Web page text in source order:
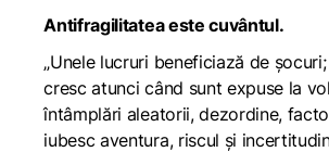
Antifragilitatea este cuvântul.
„Unele lucruri beneficiază de
cresc atunci când sunt expuse la
întâmplări aleatorii, dezordine,
iubesc aventura, riscul și